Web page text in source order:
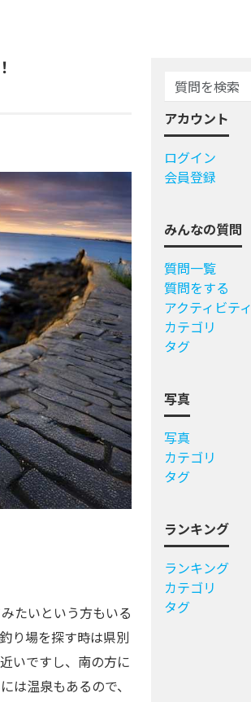
たいという方もいる
り場を探す時は県別
いですし、南の方に
は温泉もあるので、
アカウント
ログイン
会員登録
みんなの質問
質問一覧
質問をする
アクティビティ
カテゴリ
タグ
写真
写真
カテゴリ
タグ
ランキング
ランキング
カテゴリ
タグ